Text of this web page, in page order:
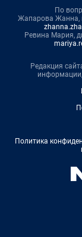
По
Жапарова Жанна,
Ревина Мария,
Редакция
Политика